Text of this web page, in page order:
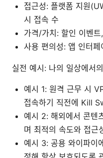
접근성: 플랫폼 지원
시 접속 수
가격/가치: 할인 이벤
사용 편의성: 앱 인터
실전 예시: 나의 일상에서
예시 1: 원격 근무 시
접속하기 직전에 Kill
예시 2: 해외에서 콘텐
며 최적의 속도와 접근
예시 3: 공용 와이파이